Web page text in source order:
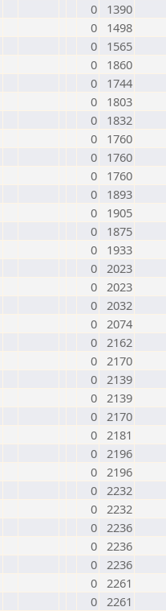
0
1390
0
1498
0
1565
0
1860
0
1744
0
1803
0
1832
0
1760
0
1760
0
1760
0
1893
0
1905
0
1875
0
1933
0 2023
0 2023
0 2032
0 2074
0 2162
0 2170
0 2139
0 2139
0 2170
0 2181
0 2196
0 2196
0 2232
0 2232
0 2236
0 2236
0 2236
0 2261
0 2261